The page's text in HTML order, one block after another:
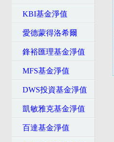
KBI基金淨值
愛德蒙得洛希爾
鋒裕匯理基金淨值
MFS基金淨值
DWS投資基金淨值
凱敏雅克基金淨值
百達基金淨值